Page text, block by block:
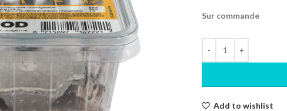
Sur commande
Add to wishlist